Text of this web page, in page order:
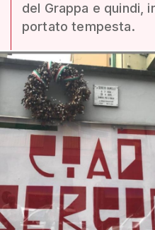
del Grappa e quindi,
portato tempesta.